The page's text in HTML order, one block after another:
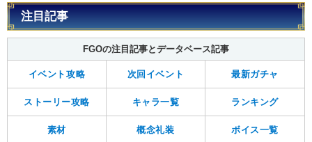
注目記事
FGOの注目記事とデータベース記事
イベント攻略 次回イベント 最新ガチャ
ストーリー攻略 キャラ一覧 ランキング
素材 概念礼装 ボイス一覧